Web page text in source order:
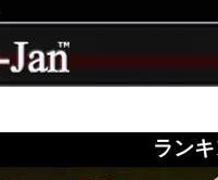
ラン